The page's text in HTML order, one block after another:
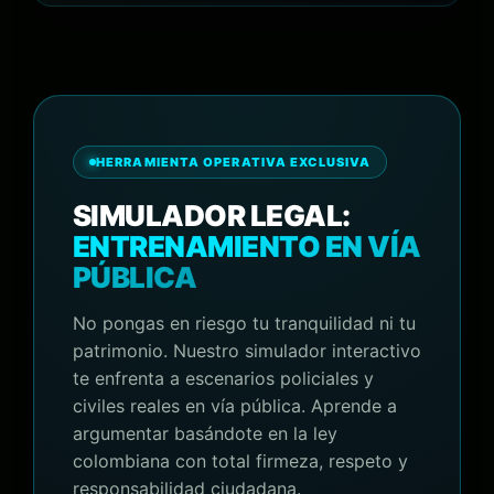
HERRAMIENTA OPERATIVA EXCLUSIVA
SIMULADOR LEGAL:
ENTRENAMIENTO EN VÍA
PÚBLICA
No pongas en riesgo tu tranquilidad ni tu
patrimonio. Nuestro simulador interactivo
te enfrenta a escenarios policiales y
civiles reales en vía pública. Aprende a
argumentar basándote en la ley
colombiana con total firmeza, respeto y
responsabilidad ciudadana.